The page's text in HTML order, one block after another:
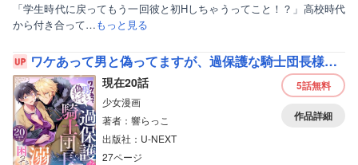
「学生時代に戻ってもう一回彼と初Hしちゃうってこと！？」高校時代
から付き合って…もっと見る
ワケあって男と偽ってますが、過保護な騎士団長様に溺愛されすぎて困ってます！ 【分冊版】
現在20話
少女漫画
著者：響らっこ
出版社：U-NEXT
27ページ
5話無料
作品詳細